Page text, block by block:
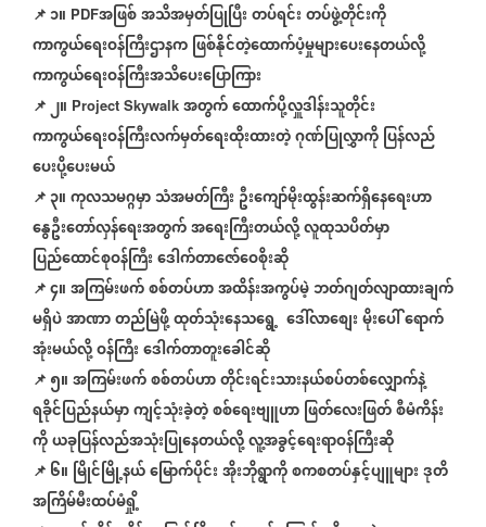
📌 ၁။ PDFအဖြစ်အသိအမှတ်ပြုပြီးတပ်ရင်းတပ်ဖွဲ့တိုင်းကို
ကာကွယ်ရေးဝန်ကြီးဌာနကဖြစ်နိုင်တဲ့ထောက်ပံ့မှုများပေးနေတယ်လို့
ကာကွယ်ရေးဝန်ကြီးအသိပေးပြောကြား
📌၂။ Project Skywalk အတွက်ထောက်ပို့လှူဒါန်းသူတိုင်း
ကာကွယ်ရေးဝန်ကြီးလက်မှတ်ရေးထိုးထားတဲ့ဂုဏ်ပြုလွှာကိုပြန်လည်
ပေးပို့ပေးမယ်
📌၃။ကုလသမဂ္ဂမှာသံအမတ်ကြီး ဦးကျော်မိုးထွန်းဆက်ရှိနေရေးဟာ
နွေဦးတော်လှန်ရေးအတွက်အရေးကြီးတယ်လို့လူထုသပိတ်မှာ
ပြည်ထောင်စုဝန်ကြီးဒေါက်တာဇော်ဝေစိုးဆို
📌၄။အကြမ်းဖက်စစ်တပ်ဟာအထိန်းအကွပ်မဲ့ဘတ်ဂျတ်လျာထားချက်
မရှိပဲအာဏာတည်မြဲဖို့ထုတ်သုံးနေသရွေ့ ဒေါ်လာစျေးမိုးပေါ်​​ရောက်
အုံးမယ်လို့ဝန်ကြီးဒေါက်တာတူးခေါင်ဆို
📌၅။အကြမ်းဖက်စစ်တပ်ဟာတိုင်းရင်းသားနယ်စပ်တစ်လျှောက်နဲ့
ရခိုင်ပြည်နယ်မှာကျင့်သုံးခဲ့တဲ့စစ်ရေးဗျူဟာဖြတ်လေးဖြတ်စီမံကိန်း
ကိုယခုပြန်လည်အသုံးပြုနေတယ်လို့လူ့အခွင့်ရေးရာဝန်ကြီးဆို
📌၆။ မြိုင်မြို့နယ်မြောက်ပိုင်းအိုးဘိုရွာကိုစကစတပ်နှင့်ပျူများဒုတိ
အကြိမ်မီးထပ်မံရှို့